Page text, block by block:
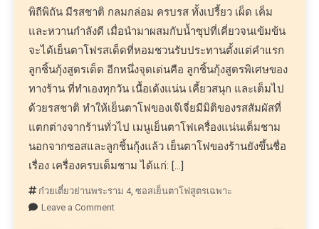
พิถีพิถัน มีรสชาติ กลมกล่อม ครบรส ทั้งเปรี้ยว เผ็ด เค็ม
และหวานกำลังดี เมื่อนำมาผสมกับน้ำซุปที่เคี่ยวจนเข้มข้น
จะได้เย็นตาโฟรสเด็ดที่หอมชวนรับประทานตั้งแต่คำแรก
ลูกชิ้นกุ้งสูตรเด็ด อีกหนึ่งจุดเด่นคือ ลูกชิ้นกุ้งสูตรพิเศษของ
ทางร้าน ที่ทำเองทุกวัน เนื้อเด้งแน่น เคี้ยวสนุก และเต็มไป
ด้วยรสชาติ ทำให้เย็นตาโฟของเจ๊เจี่ยมีมิติของรสสัมผัสที่
แตกต่างจากร้านทั่วไป เมนูเย็นตาโฟเครื่องแน่นเต็มชาม
นอกจากซอสและลูกชิ้นกุ้งแล้ว เย็นตาโฟของร้านยังขึ้นชื่อ
เรื่อง เครื่องครบเต็มชาม ได้แก่: […]
ก๋วยเตี๋ยวย่านพระราม 4,ซอสเย็นตาโฟสูตรเฉพาะ
Leave a Comment